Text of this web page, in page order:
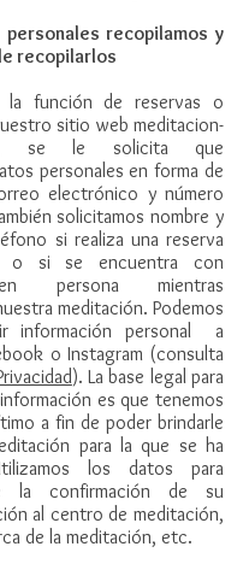
recopilamos y
recopilarlos
la función de reservas o
sitio web meditacion-
se le solicita que
personales en forma de
electrónico y número
solicitamos nombre y
si realiza una reserva
o si se encuentra con
persona mientras
meditación. Podemos
información personal a
o Instagram (consulta
). La base legal para
es que tenemos
a fin de poder brindarle
para la que se ha
los datos para
la confirmación de su
al centro de meditación,
de la meditación, etc.